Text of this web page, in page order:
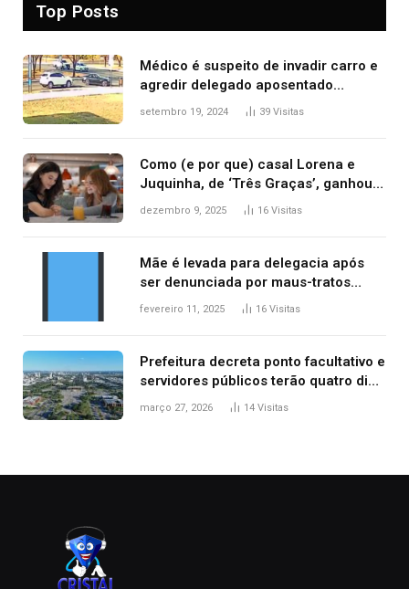
Top Posts
Médico é suspeito de invadir carro e
agredir delegado aposentado
durante confusão no trânsito
setembro 19, 2024 39 Visitas
Como (e por que) casal Lorena e
Juquinha, de ‘Três Graças’, ganhou
repercussão internacional
dezembro 9, 2025 16 Visitas
Mãe é levada para delegacia após
ser denunciada por maus-tratos
contra dois filhos, diz polícia
fevereiro 11, 2025 16 Visitas
Prefeitura decreta ponto facultativo e
servidores públicos terão quatro dias
de folga na Semana Santa
março 27, 2026 14 Visitas